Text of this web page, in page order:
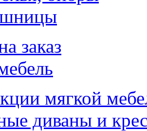
заказ
мягкой
диваны и